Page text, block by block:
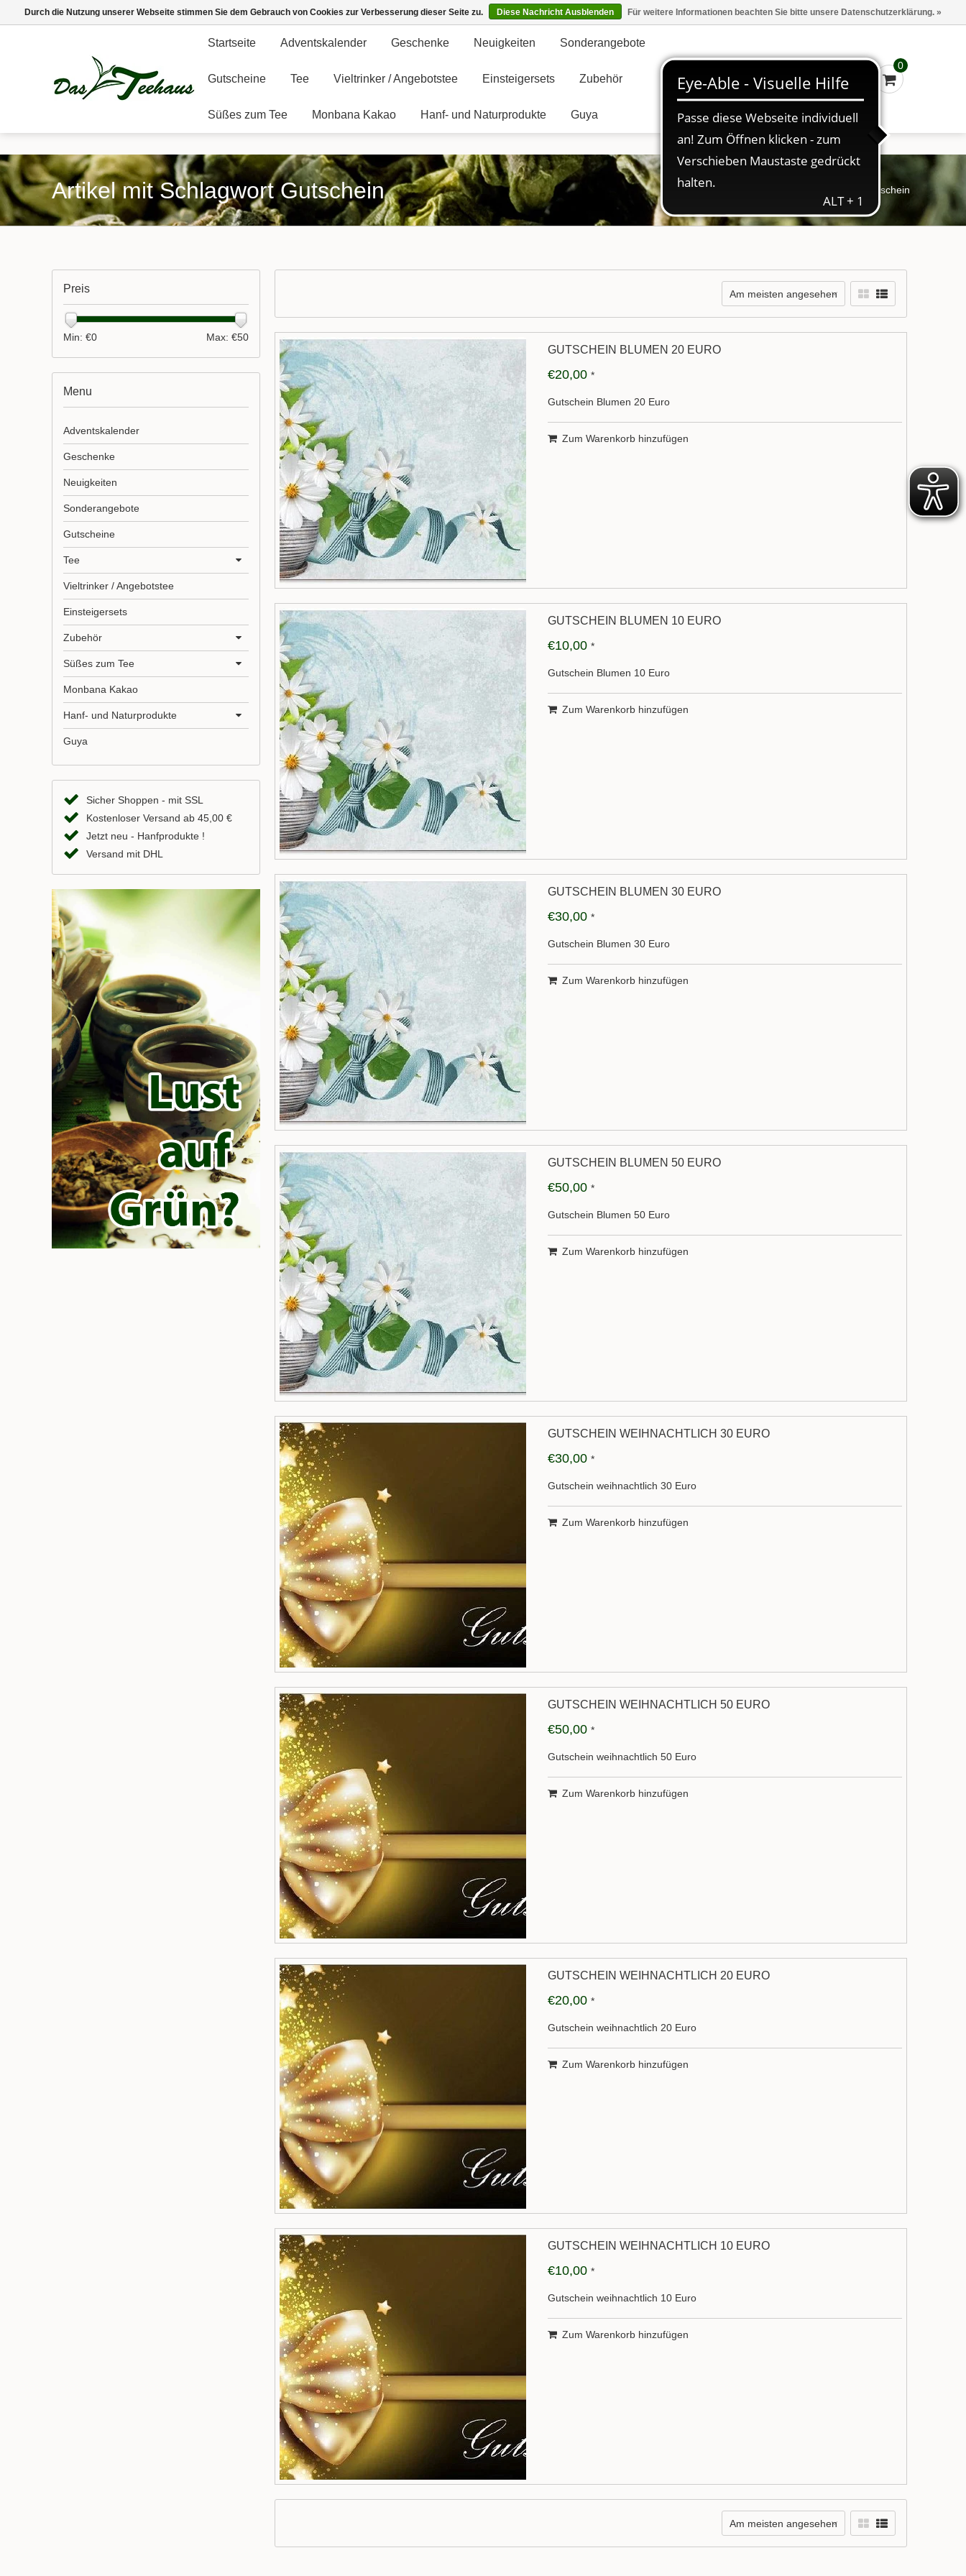
Marken Kasse - €0,00 Anmelden
Startseite Adventskalender Geschenke Neuigkeiten Sonderangebote
Gutscheine Tee Vieltrinker / Angebotstee Einsteigersets Zubehör
Süßes zum Tee Monbana Kakao Hanf- und Naturprodukte Guya
0
Artikel mit Schlagwort Gutschein Gutschein
Am meisten angesehen
GUTSCHEIN BLUMEN 20 EURO
€20,00 *
Gutschein Blumen 20 Euro
Zum Warenkorb hinzufügen
GUTSCHEIN BLUMEN 10 EURO
€10,00 *
Gutschein Blumen 10 Euro
Zum Warenkorb hinzufügen
GUTSCHEIN BLUMEN 30 EURO
€30,00 *
Gutschein Blumen 30 Euro
Zum Warenkorb hinzufügen
GUTSCHEIN BLUMEN 50 EURO
€50,00 *
Gutschein Blumen 50 Euro
Zum Warenkorb hinzufügen
GUTSCHEIN WEIHNACHTLICH 30 EURO
€30,00 *
Gutschein weihnachtlich 30 Euro
Zum Warenkorb hinzufügen
GUTSCHEIN WEIHNACHTLICH 50 EURO
€50,00 *
Gutschein weihnachtlich 50 Euro
Zum Warenkorb hinzufügen
GUTSCHEIN WEIHNACHTLICH 20 EURO
€20,00 *
Gutschein weihnachtlich 20 Euro
Zum Warenkorb hinzufügen
GUTSCHEIN WEIHNACHTLICH 10 EURO
€10,00 *
Gutschein weihnachtlich 10 Euro
Zum Warenkorb hinzufügen
Am meisten angesehen
Preis
Min: €0 Max: €50
Menu
Adventskalender
Geschenke
Neuigkeiten
Sonderangebote
Gutscheine
Tee
Vieltrinker / Angebotstee
Einsteigersets
Zubehör
Süßes zum Tee
Monbana Kakao
Hanf- und Naturprodukte
Guya
Sicher Shoppen - mit SSL
Kostenloser Versand ab 45,00 €
Jetzt neu - Hanfprodukte !
Versand mit DHL
Durch die Nutzung unserer Webseite stimmen Sie dem Gebrauch von Cookies zur Verbesserung dieser Seite zu. Diese Nachricht Ausblenden Für weitere Informationen beachten Sie bitte unsere Datenschutzerklärung. »